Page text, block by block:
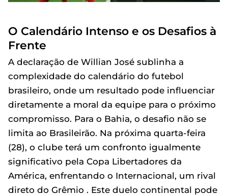
O Calendário Intenso e os Desafios à
Frente
A declaração de Willian José sublinha a
complexidade do calendário do futebol
brasileiro, onde um resultado pode influenciar
diretamente a moral da equipe para o próximo
compromisso. Para o Bahia, o desafio não se
limita ao Brasileirão. Na próxima quarta-feira
(28), o clube terá um confronto igualmente
significativo pela Copa Libertadores da
América, enfrentando o Internacional, um rival
direto do Grêmio . Este duelo continental pode